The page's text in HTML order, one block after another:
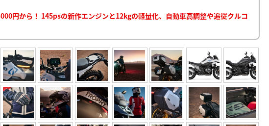
円から！ 145psの新作エンジンと12kgの軽量化、自動車高調整や追従クルコ